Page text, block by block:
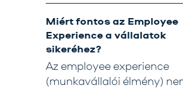
Tréning
Blog
Miért fontos az Employee
Experience a vállalatok
sikeréhez?
Az employee experience
(munkavállalói élmény)